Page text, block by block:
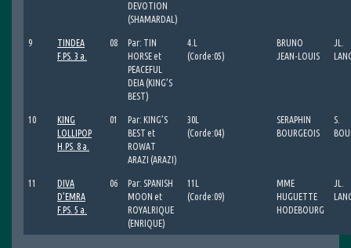
DEVOTION
(SHAMARDAL)
9
TINDEA
F.PS. 3 a.
08
Par: TIN
HORSE et
PEACEFUL
DEIA (KING’S
BEST)
4.L
(Corde:05)
BRUNO
JEAN-LOUIS
JL.
10
KING
LOLLIPOP
H.PS. 8 a.
01
Par: KING’S
BEST et
ROWAT
ARAZI (ARAZI)
30L
(Corde:04)
SERAPHIN
BOURGEOIS
S.
11
DIVA
D’EMRA
F.PS. 5 a.
06
Par: SPANISH
MOON et
ROYALRIQUE
(ENRIQUE)
11L
(Corde:09)
MME
HUGUETTE
HODEBOURG
JL.